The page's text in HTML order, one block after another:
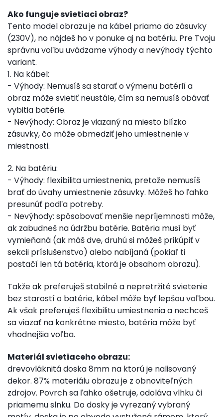
Ako funguje svietiaci obraz?
Tento model obrazu je na kábel priamo do zásuvky
(230V), no nájdeš ho v ponuke aj na batériu. Pre Tvoju
správnu voľbu uvádzame výhody a nevýhody týchto
variant.
1. Na kábel:
- Výhody: Nemusíš sa starať o výmenu batérií a
obraz môže svietiť neustále, čím sa nemusíš obávať
vybitia batérie.
- Nevýhody: Obraz je viazaný na miesto blízko
zásuvky, čo môže obmedziť jeho umiestnenie v
miestnosti.
2. Na batériu:
- Výhody: flexibilita umiestnenia, pretože nemusíš
brať do úvahy umiestnenie zásuvky. Môžeš ho ľahko
presunúť podľa potreby.
- Nevýhody: spôsobovať menšie nepríjemnosti môže,
ak zabudneš na údržbu batérie. Batéria musí byť
vymieňaná (ak máš dve, druhú si môžeš prikúpiť v
sekcii príslušenstvo) alebo nabíjaná (pokiaľ ti
postačí len tá batéria, ktorá je obsahom obrazu).
Takže ak preferuješ stabilné a nepretržité svietenie
bez starostí o batérie, kábel môže byť lepšou voľbou.
Ak však preferuješ flexibilitu umiestnenia a nechceš
sa viazať na konkrétne miesto, batéria môže byť
vhodnejšia voľba.
Materiál svietiaceho obrazu:
drevovláknitá doska 8mm na ktorú je nalisovaný
dekor. 87% materiálu obrazu je z obnoviteľných
zdrojov. Povrch sa ľahko ošetruje, odoláva vlhku či
priamemu slnku. Do dosky je vyrezaný vybraný